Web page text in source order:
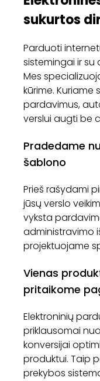
sukurtos
Parduoti
sistemingai ir su
Mes
kūrime. Kuriame
pardavimus,
verslui augti be
Pradedame
šablono
Prieš rašydami
jūsų verslo
vyksta
administravimo
projektuojame
Vienas
pritaikome
Elektroninių
priklausomai
konversijai
produktui. Taip
prekybos